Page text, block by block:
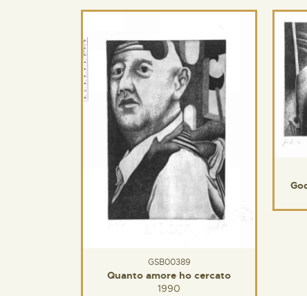
GSB00389
Quanto amore ho cercato
1990